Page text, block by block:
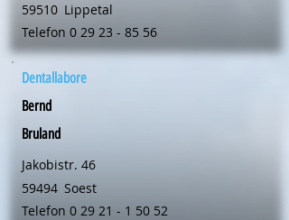
59510 Lippetal
Telefon 0 29 23 - 85 56
Dentallabore
Bernd
Bruland
Jakobistr. 46
59494 Soest
Telefon 0 29 21 - 1 50 52